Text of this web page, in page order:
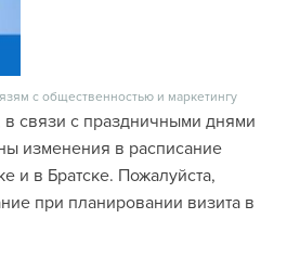
с общественностью и маркетингу
связи с праздничными днями
изменения в расписание
и в Братске. Пожалуйста,
при планировании визита в